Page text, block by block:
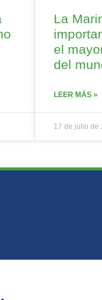
La
el
del
LEER MÁS »
17 de julio de